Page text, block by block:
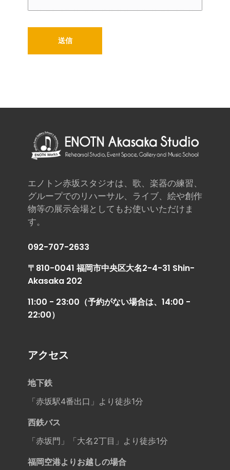
エノトン赤坂スタジオは、歌、楽器の練習、
グループでのリハーサル、ライブ、絵や創作
物等の展示会場としてもお使いいただけま
す。
092-707-2633
〒810-0041 福岡市中央区大名2-4-31 Shin-
Akasaka 202
11:00 - 23:00（予約がない場合は、14:00 -
22:00）
アクセス
地下鉄
「赤坂駅4番出口」より徒歩1分
西鉄バス
「赤坂門」「大名2丁目」より徒歩1分
福岡空港よりお越しの場合